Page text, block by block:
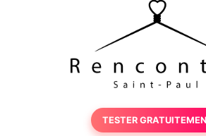
TESTER